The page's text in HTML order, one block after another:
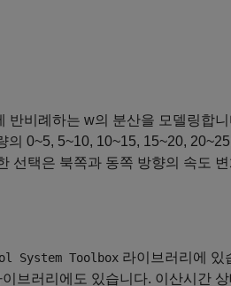
반비례하는 w의 분산을 모델링합
0~5, 5~10, 10~15, 15~20,
선택은 북쪽과 동쪽 방향의 속도
System Toolbox 라이브러리에 있
이브러리에도 있습니다. 이산시간